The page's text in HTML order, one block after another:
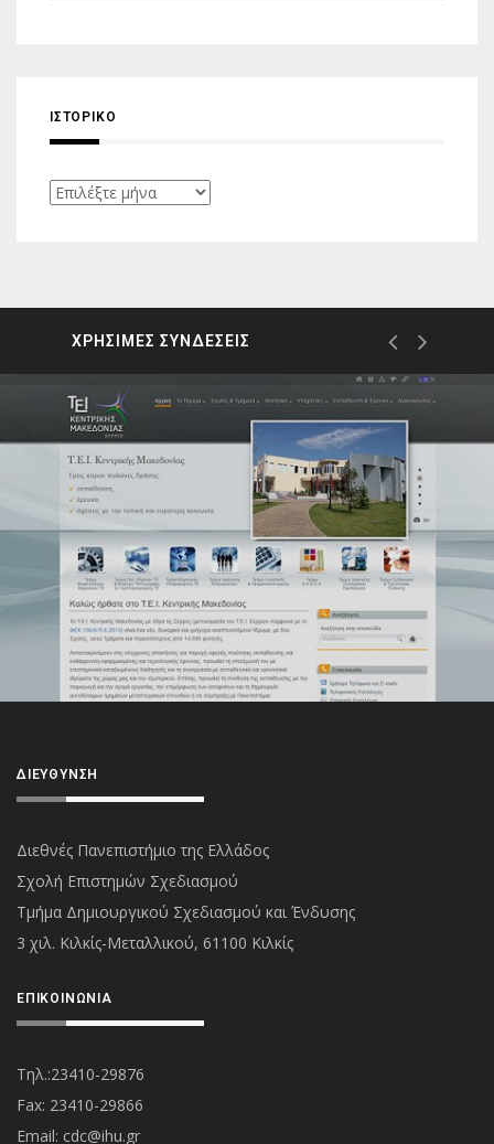
ΙΣΤΟΡΙΚΌ
Ιστορικό
ΧΡΗΣΙΜΕΣ ΣΥΝΔΕΣΕΙΣ
ΔΙΕΎΘΥΝΣΗ
Διεθνές Πανεπιστήμιο της Ελλάδος
Σχολή Επιστημών Σχεδιασμού
Τμήμα Δημιουργικού Σχεδιασμού και Ένδυσης
3 χιλ. Κιλκίς-Μεταλλικού, 61100 Κιλκίς
ΕΠΙΚΟΙΝΩΝΊΑ
Τηλ.:23410-29876
Fax: 23410-29866
Εmail: cdc@ihu.gr